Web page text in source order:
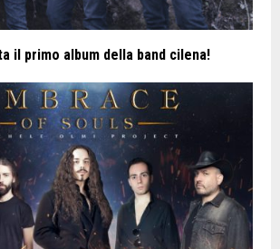
il primo album della band cilena!